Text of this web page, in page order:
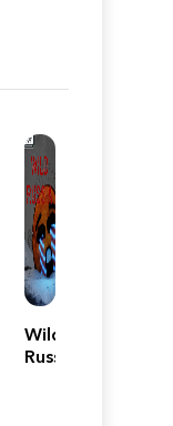
Wild
Russia